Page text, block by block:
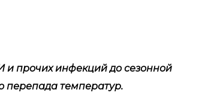
и прочих инфекций до сезонной
перепада температур.